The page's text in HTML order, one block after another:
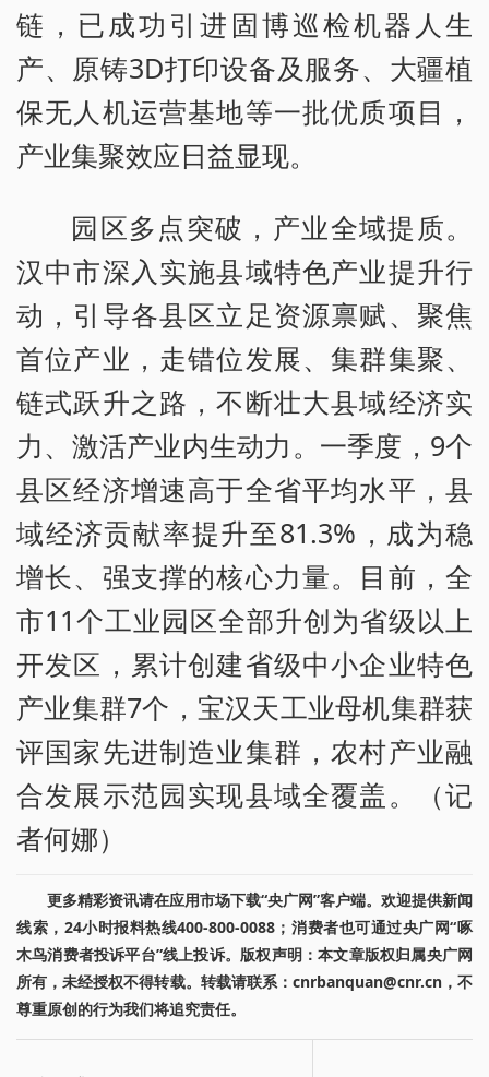
链，已成功引进固博巡检机器人生
产、原铸3D打印设备及服务、大疆植
保无人机运营基地等一批优质项目，
产业集聚效应日益显现。
园区多点突破，产业全域提质。
汉中市深入实施县域特色产业提升行
动，引导各县区立足资源禀赋、聚焦
首位产业，走错位发展、集群集聚、
链式跃升之路，不断壮大县域经济实
力、激活产业内生动力。一季度，9个
县区经济增速高于全省平均水平，县
域经济贡献率提升至81.3%，成为稳
增长、强支撑的核心力量。目前，全
市11个工业园区全部升创为省级以上
开发区，累计创建省级中小企业特色
产业集群7个，宝汉天工业母机集群获
评国家先进制造业集群，农村产业融
合发展示范园实现县域全覆盖。（记
者何娜）
更多精彩资讯请在应用市场下载“央广网”客户端。欢迎提供新闻
线索，24小时报料热线400-800-0088；消费者也可通过央广网“啄
木鸟消费者投诉平台”线上投诉。版权声明：本文章版权归属央广网
所有，未经授权不得转载。转载请联系：cnrbanquan@cnr.cn，不
尊重原创的行为我们将追究责任。